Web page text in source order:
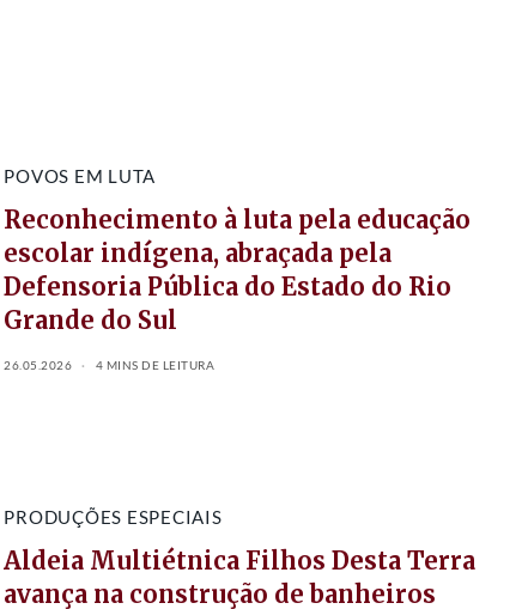
POVOS EM LUTA
Reconhecimento à luta pela educação
escolar indígena, abraçada pela
Defensoria Pública do Estado do Rio
Grande do Sul
26.05.2026 4 MINS DE LEITURA
PRODUÇÕES ESPECIAIS
Aldeia Multiétnica Filhos Desta Terra
avança na construção de banheiros